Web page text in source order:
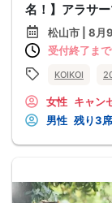
名！】アラサ
松山市 | 8月
受付終了ま
KOIKOI
女性 キャン
男性 残り3席